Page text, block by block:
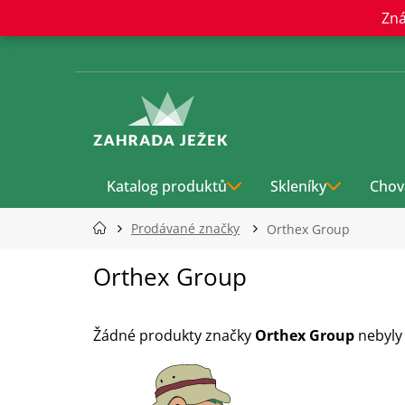
obsah
Katalog produktů Skleníky
Prodávané značky Orthex Group
Orthex Group
Žádné produkty značky Orthex Group